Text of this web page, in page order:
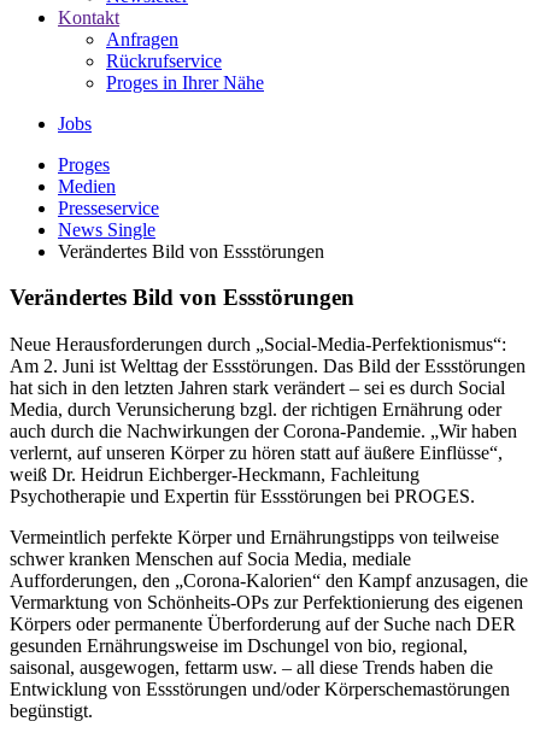
Kontakt
Anfragen
Rückrufservice
Proges in Ihrer Nähe
Jobs
Proges
Medien
Presseservice
News Single
Verändertes Bild von Essstörungen
Verändertes Bild von Essstörungen
Neue Herausforderungen durch „Social-Media-Perfektionismus“:
Am 2. Juni ist Welttag der Essstörungen. Das Bild der Essstörungen
hat sich in den letzten Jahren stark verändert – sei es durch Social
Media, durch Verunsicherung bzgl. der richtigen Ernährung oder
auch durch die Nachwirkungen der Corona-Pandemie. „Wir haben
verlernt, auf unseren Körper zu hören statt auf äußere Einflüsse“,
weiß Dr. Heidrun Eichberger-Heckmann, Fachleitung
Psychotherapie und Expertin für Essstörungen bei PROGES.
Vermeintlich perfekte Körper und Ernährungstipps von teilweise
schwer kranken Menschen auf Socia Media, mediale
Aufforderungen, den „Corona-Kalorien“ den Kampf anzusagen, die
Vermarktung von Schönheits-OPs zur Perfektionierung des eigenen
Körpers oder permanente Überforderung auf der Suche nach DER
gesunden Ernährungsweise im Dschungel von bio, regional,
saisonal, ausgewogen, fettarm usw. – all diese Trends haben die
Entwicklung von Essstörungen und/oder Körperschemastörungen
begünstigt.